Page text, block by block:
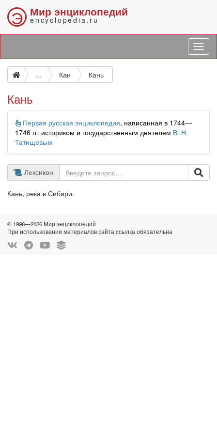
Э Мир энциклопедий
encyclopedia.ru
... Кан Кань
Кань
Информация
Первая русская энциклопедия, написанная в 1744—
1746 гг. историком и государственным деятелем В. Н.
Татищевым
Лексикон
Кань, река в Сибири.
© 1998—2026 Мир энциклопедий
При использовании материалов сайта ссылка обязательна